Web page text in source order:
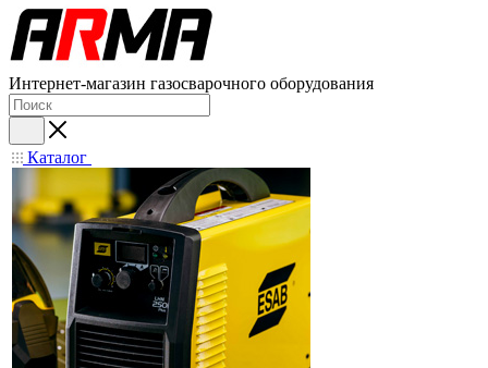
Интернет-магазин газосварочного оборудования
Каталог